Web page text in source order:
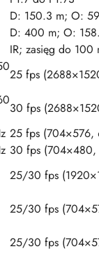
D: 150.3 m; O:
D: 400 m; O:
IR; zasięg do 100
25 fps
30 fps
25 fps (704×576,
30 fps
25/30 fps
25/30 fps
25/30 fps